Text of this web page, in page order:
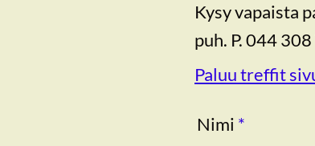
Kysy vapaista
puh. P. 044
Paluu treffit
Nimi *